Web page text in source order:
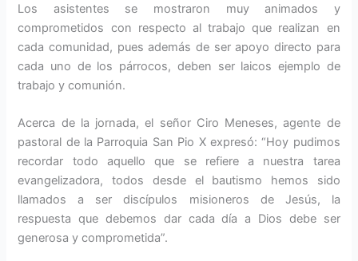
Los asistentes se mostraron muy animados y
comprometidos con respecto al trabajo que realizan en
cada comunidad, pues además de ser apoyo directo para
cada uno de los párrocos, deben ser laicos ejemplo de
trabajo y comunión.
Acerca de la jornada, el señor Ciro Meneses, agente de
pastoral de la Parroquia San Pio X expresó: “Hoy pudimos
recordar todo aquello que se refiere a nuestra tarea
evangelizadora, todos desde el bautismo hemos sido
llamados a ser discípulos misioneros de Jesús, la
respuesta que debemos dar cada día a Dios debe ser
generosa y comprometida”.